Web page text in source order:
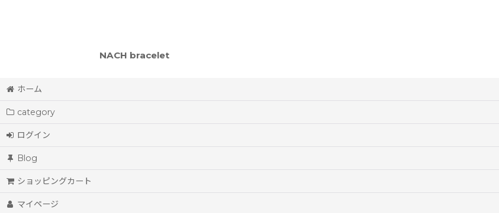
NACH bracelet
ホーム
category
ログイン
Blog
ショッピングカート
マイページ